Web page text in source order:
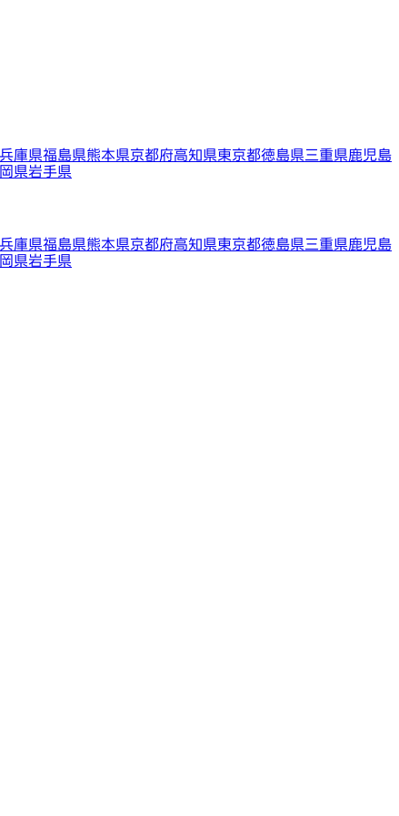
兵庫県福島県熊本県京都府高知県東京都徳島県三重県鹿児島
県岩手県
兵庫県福島県熊本県京都府高知県東京都徳島県三重県鹿児島
県岩手県